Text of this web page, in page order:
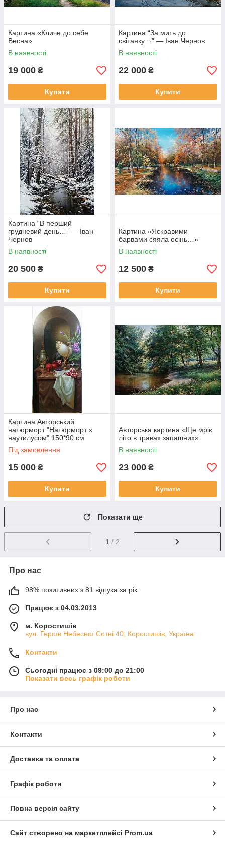
Картина «Кличе до себе
Весна»
В наявності
19 000 ₴
Купити
Картина “За мить до
світанку…” — Іван Чернов
В наявності
22 000 ₴
Купити
Картина “В перший
грудневий день…” — Іван
Чернов
В наявності
20 500 ₴
Купити
Картина «Яскравими
барвами сяяла осінь…»
В наявності
12 500 ₴
Купити
Картина Авторський
натюрморт "Натюрморт з
наутилусом" 150*90 см
Під замовлення
15 000 ₴
Купити
Авторська картина «Ще мріє
літо в травах запашних»
В наявності
23 000 ₴
Купити
Показати ще
1 / 2
Про нас
98% позитивних з 81 відгука за рік
Працює з 04.03.2013
м. Коростишів
вул. Героїв Небесної Сотні 40, Коростишів, Україна
Контакти
Сьогодні працює з 09:00 до 21:00
Показати весь графік роботи
Про нас
Контакти
Доставка та оплата
Графік роботи
Повна версія сайту
Сайт створено на маркетплейсі Prom.ua